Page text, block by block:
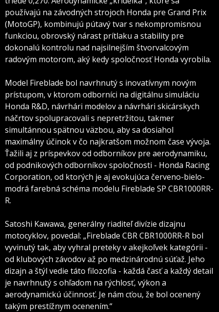
používajú na závodných strojoch Honda pre Grand Prix
(MotoGP), kombinujú pútavý tvar s nekompromisnou
funkciou, obrovský nárast prítlaku a stability pre
dokonalú kontrolu nad najsilnejším štvorvalcovým
radovým motorom, aký kedy spoločnosť Honda vyrobila.
Model Fireblade bol navrhnutý s inovatívnym novým
prístupom, v ktorom odborníci na digitálnu simuláciu
Honda R&D, návrhári modelov a návrhári skicárskych
náčrtov spolupracovali s nepretržitou, takmer
simultánnou spätnou väzbou, aby sa dosiahol
maximálny účinok v čo najkratšom možnom čase vývoja.
Ťažili aj z príspevkov od odborníkov pre aerodynamiku,
od podnikových odborníkov spoločnosti - Honda Racing
Corporation, od ktorých je aj evokujúca červeno-bielo-
modrá farebná schéma modelu Fireblade SP CBR1000RR-
R.
Satoshi Kawawa, generálny riaditeľ divízie dizajnu
motocyklov, povedal: „Fireblade CBR CBR1000RR-R bol
vyvinutý tak, aby vyhral preteky v akejkoľvek kategórii -
od klubových závodov až po medzinárodnú súťaž. Jeho
dizajn a štýl vedie táto filozofia - každá časť a každý detail
je navrhnutý s ohľadom na rýchlosť, výkon a
aerodynamickú účinnosť. Je nám cťou, že bol ocenený
takým prestížnym ocenením.“